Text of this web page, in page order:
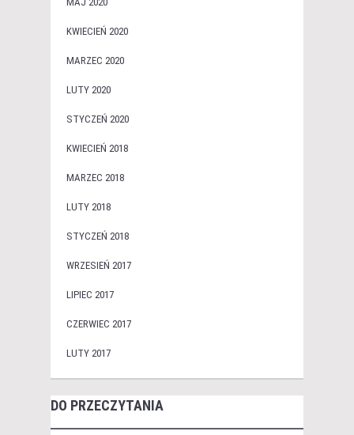
KWIECIEŃ 2020
MARZEC 2020
LUTY 2020
STYCZEŃ 2020
KWIECIEŃ 2018
MARZEC 2018
LUTY 2018
STYCZEŃ 2018
WRZESIEŃ 2017
LIPIEC 2017
CZERWIEC 2017
LUTY 2017
DO PRZECZYTANIA